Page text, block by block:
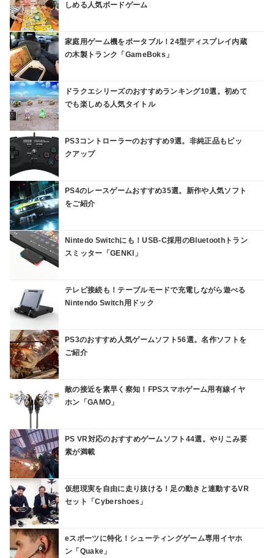
しめる人気ボードゲーム
家庭用ゲーム機をポータブル！24型ディスプレイ内蔵
の木製トランク「GameBoks」
ドラクエシリーズのおすすめランキング10選。初めて
でも楽しめる人気タイトル
PS3コントローラーのおすすめ9選。非純正品もピッ
クアップ
PS4のレースゲームおすすめ35選。新作や人気ソフト
をご紹介
Nintedo Switchにも！USB-C採用のBluetoothトラン
スミッター「GENKI」
テレビ接続も！テーブルモードで充電しながら遊べる
Nintendo Switch用ドック
PS3のおすすめ人気ゲームソフト56選。名作ソフトを
ご紹介
敵の接近を素早く察知！FPSスマホゲーム用有線イヤ
ホン「GAMO」
PS VR対応のおすすめゲームソフト44選。やりこみ要
素が満載
仮想現実を自由に走り抜ける！足の動きと連動するVR
セット「Cybershoes」
eスポーツに特化！シューティングゲーム専用イヤホ
ン「Quake」